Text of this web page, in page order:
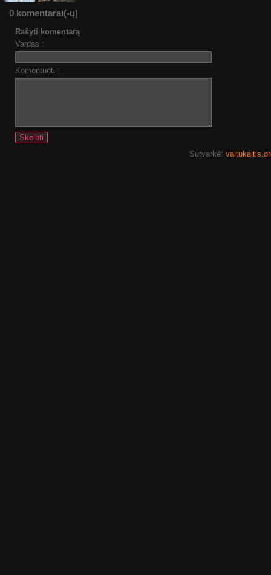
0 komentarai(-ų)
Rašyti komentarą
Vardas :
Komentuoti :
Sutvarkė: